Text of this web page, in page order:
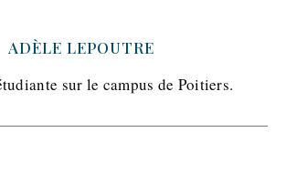
ADÈLE LEPOUTRE
sur le campus de Poitiers.